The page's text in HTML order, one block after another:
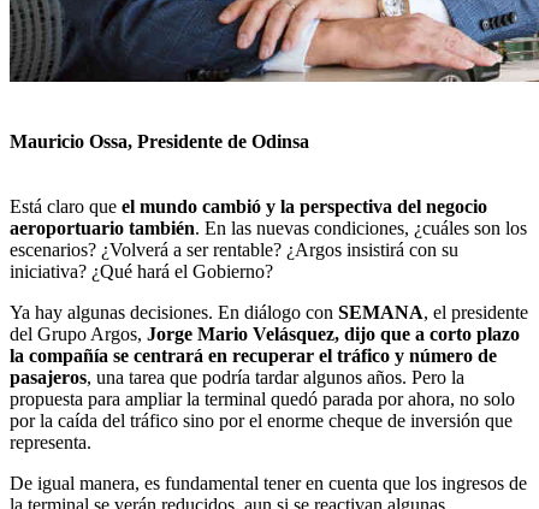
Mauricio Ossa, Presidente de Odinsa
Está claro que el mundo cambió y la perspectiva del negocio
aeroportuario también. En las nuevas condiciones, ¿cuáles son los
escenarios? ¿Volverá a ser rentable? ¿Argos insistirá con su
iniciativa? ¿Qué hará el Gobierno?
Ya hay algunas decisiones. En diálogo con SEMANA, el presidente
del Grupo Argos, Jorge Mario Velásquez, dijo que a corto plazo
la compañía se centrará en recuperar el tráfico y número de
pasajeros, una tarea que podría tardar algunos años. Pero la
propuesta para ampliar la terminal quedó parada por ahora, no solo
por la caída del tráfico sino por el enorme cheque de inversión que
representa.
De igual manera, es fundamental tener en cuenta que los ingresos de